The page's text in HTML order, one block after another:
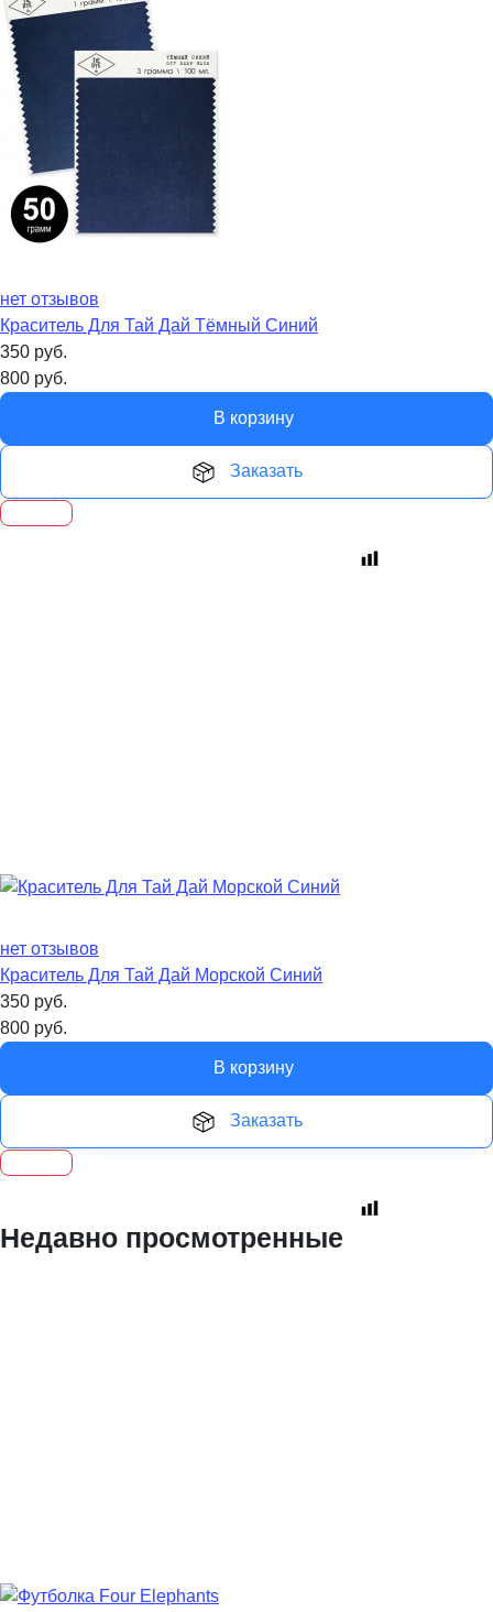
нет отзывов
Краситель Для Тай Дай Тёмный Синий
350 руб.
800 руб.
В корзину
Заказать
нет отзывов
Краситель Для Тай Дай Морской Синий
350 руб.
800 руб.
В корзину
Заказать
Недавно просмотренные